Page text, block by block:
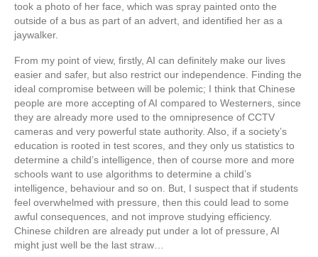
took a photo of her face, which was spray painted onto the
outside of a bus as part of an advert, and identified her as a
jaywalker.
From my point of view, firstly, AI can definitely make our lives
easier and safer, but also restrict our independence. Finding the
ideal compromise between will be polemic; I think that Chinese
people are more accepting of AI compared to Westerners, since
they are already more used to the omnipresence of CCTV
cameras and very powerful state authority. Also, if a society’s
education is rooted in test scores, and they only us statistics to
determine a child’s intelligence, then of course more and more
schools want to use algorithms to determine a child’s
intelligence, behaviour and so on. But, I suspect that if students
feel overwhelmed with pressure, then this could lead to some
awful consequences, and not improve studying efficiency.
Chinese children are already put under a lot of pressure, AI
might just well be the last straw…